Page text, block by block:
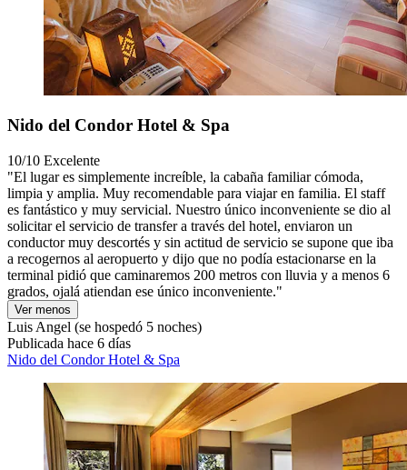
Nido del Condor Hotel & Spa
10/10 Excelente
"El lugar es simplemente increíble, la cabaña familiar cómoda,
limpia y amplia. Muy recomendable para viajar en familia. El staff
es fantástico y muy servicial. Nuestro único inconveniente se dio al
solicitar el servicio de transfer a través del hotel, enviaron un
conductor muy descortés y sin actitud de servicio se supone que iba
a recogernos al aeropuerto y dijo que no podía estacionarse en la
terminal pidió que caminaremos 200 metros con lluvia y a menos 6
grados, ojalá atiendan ese único inconveniente."
Ver menos
Luis Angel (se hospedó 5 noches)
Publicada hace 6 días
Nido del Condor Hotel & Spa